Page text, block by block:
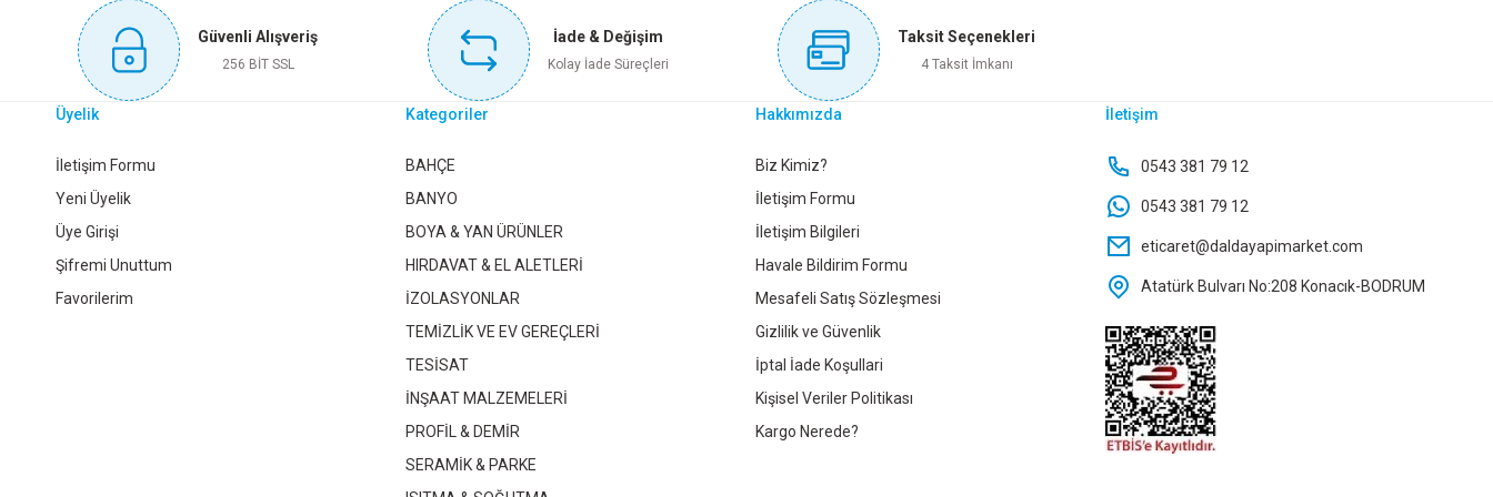
Bu ürüne benzer farklı alternatifler olmalı.
Gönder
Sepete Ekle Sepete Ekle Sepete Ekle
KINETEX BORU ANAHTARI MAŞALI 1 1/2 ' KTX-023
DMAX BORU ÇIKARICI 1/2-3/4 DMX4576 DMAX MATKAP UÇLU BORU ÇIKARTICI 35-50 MM DMX4775
Güvenli Alışveriş
256 BİT SSL
İade & Değişim
Kolay İade Süreçleri
Taksit Seçenekleri
4 Taksit İmkanı
Üyelik
İletişim Formu
Yeni Üyelik
Üye Girişi
Şifremi Unuttum
Favorilerim
Kategoriler
BAHÇE
BANYO
BOYA & YAN ÜRÜNLER
HIRDAVAT & EL ALETLERİ
İZOLASYONLAR
TEMİZLİK VE EV GEREÇLERİ
TESİSAT
İNŞAAT MALZEMELERİ
PROFİL & DEMİR
SERAMİK & PARKE
Hakkımızda
Biz Kimiz?
İletişim Formu
İletişim Bilgileri
Havale Bildirim Formu
Mesafeli Satış Sözleşmesi
Gizlilik ve Güvenlik
İptal İade Koşullari
Kişisel Veriler Politikası
Kargo Nerede?
İletişim
0543 381 79 12
0543 381 79 12
eticaret@daldayapimarket.com
Atatürk Bulvarı No:208 Konacık-BODRUM